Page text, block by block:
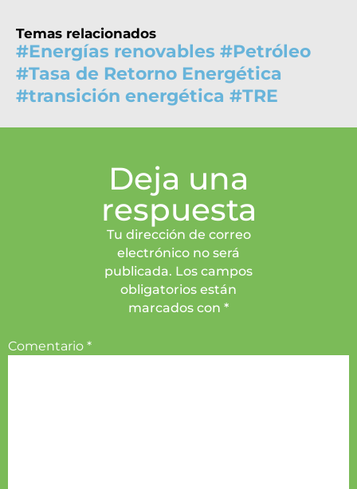
Temas relacionados
#Energías renovables #Petróleo
#Tasa de Retorno Energética
#transición energética #TRE
Deja una
respuesta
Tu dirección de correo
electrónico no será
publicada. Los campos
obligatorios están
marcados con *
Comentario *